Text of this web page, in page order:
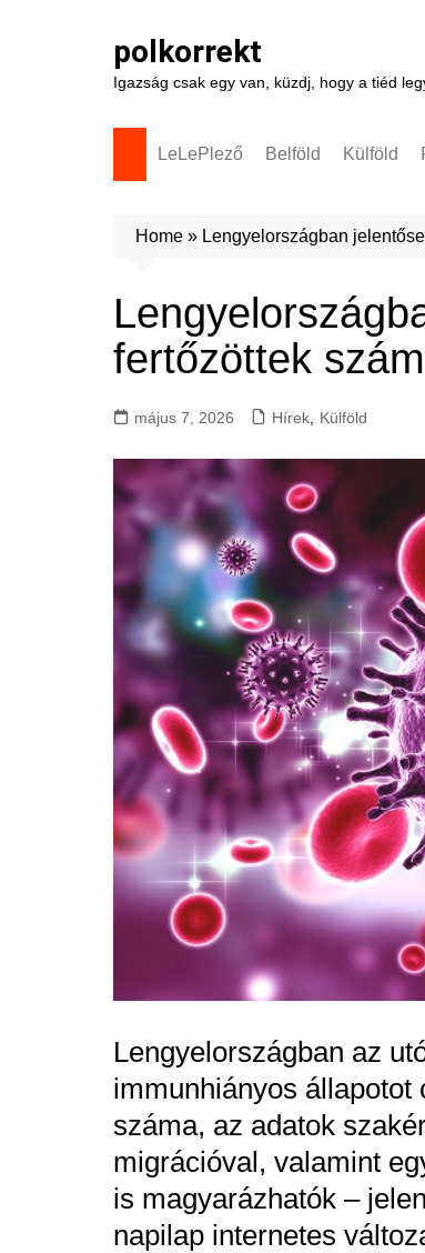
polkorrekt
Igazság csak egy van, küzdj, hogy a tiéd
LeLePlező Belföld Külföld
Home » Lengyelországban
fertőzöttek
május 7, 2026 Hírek Külföld
Lengyelországban az
immunhiányos
száma, az adatok
migrációval, valamint
is magyarázhatók –
napilap internetes